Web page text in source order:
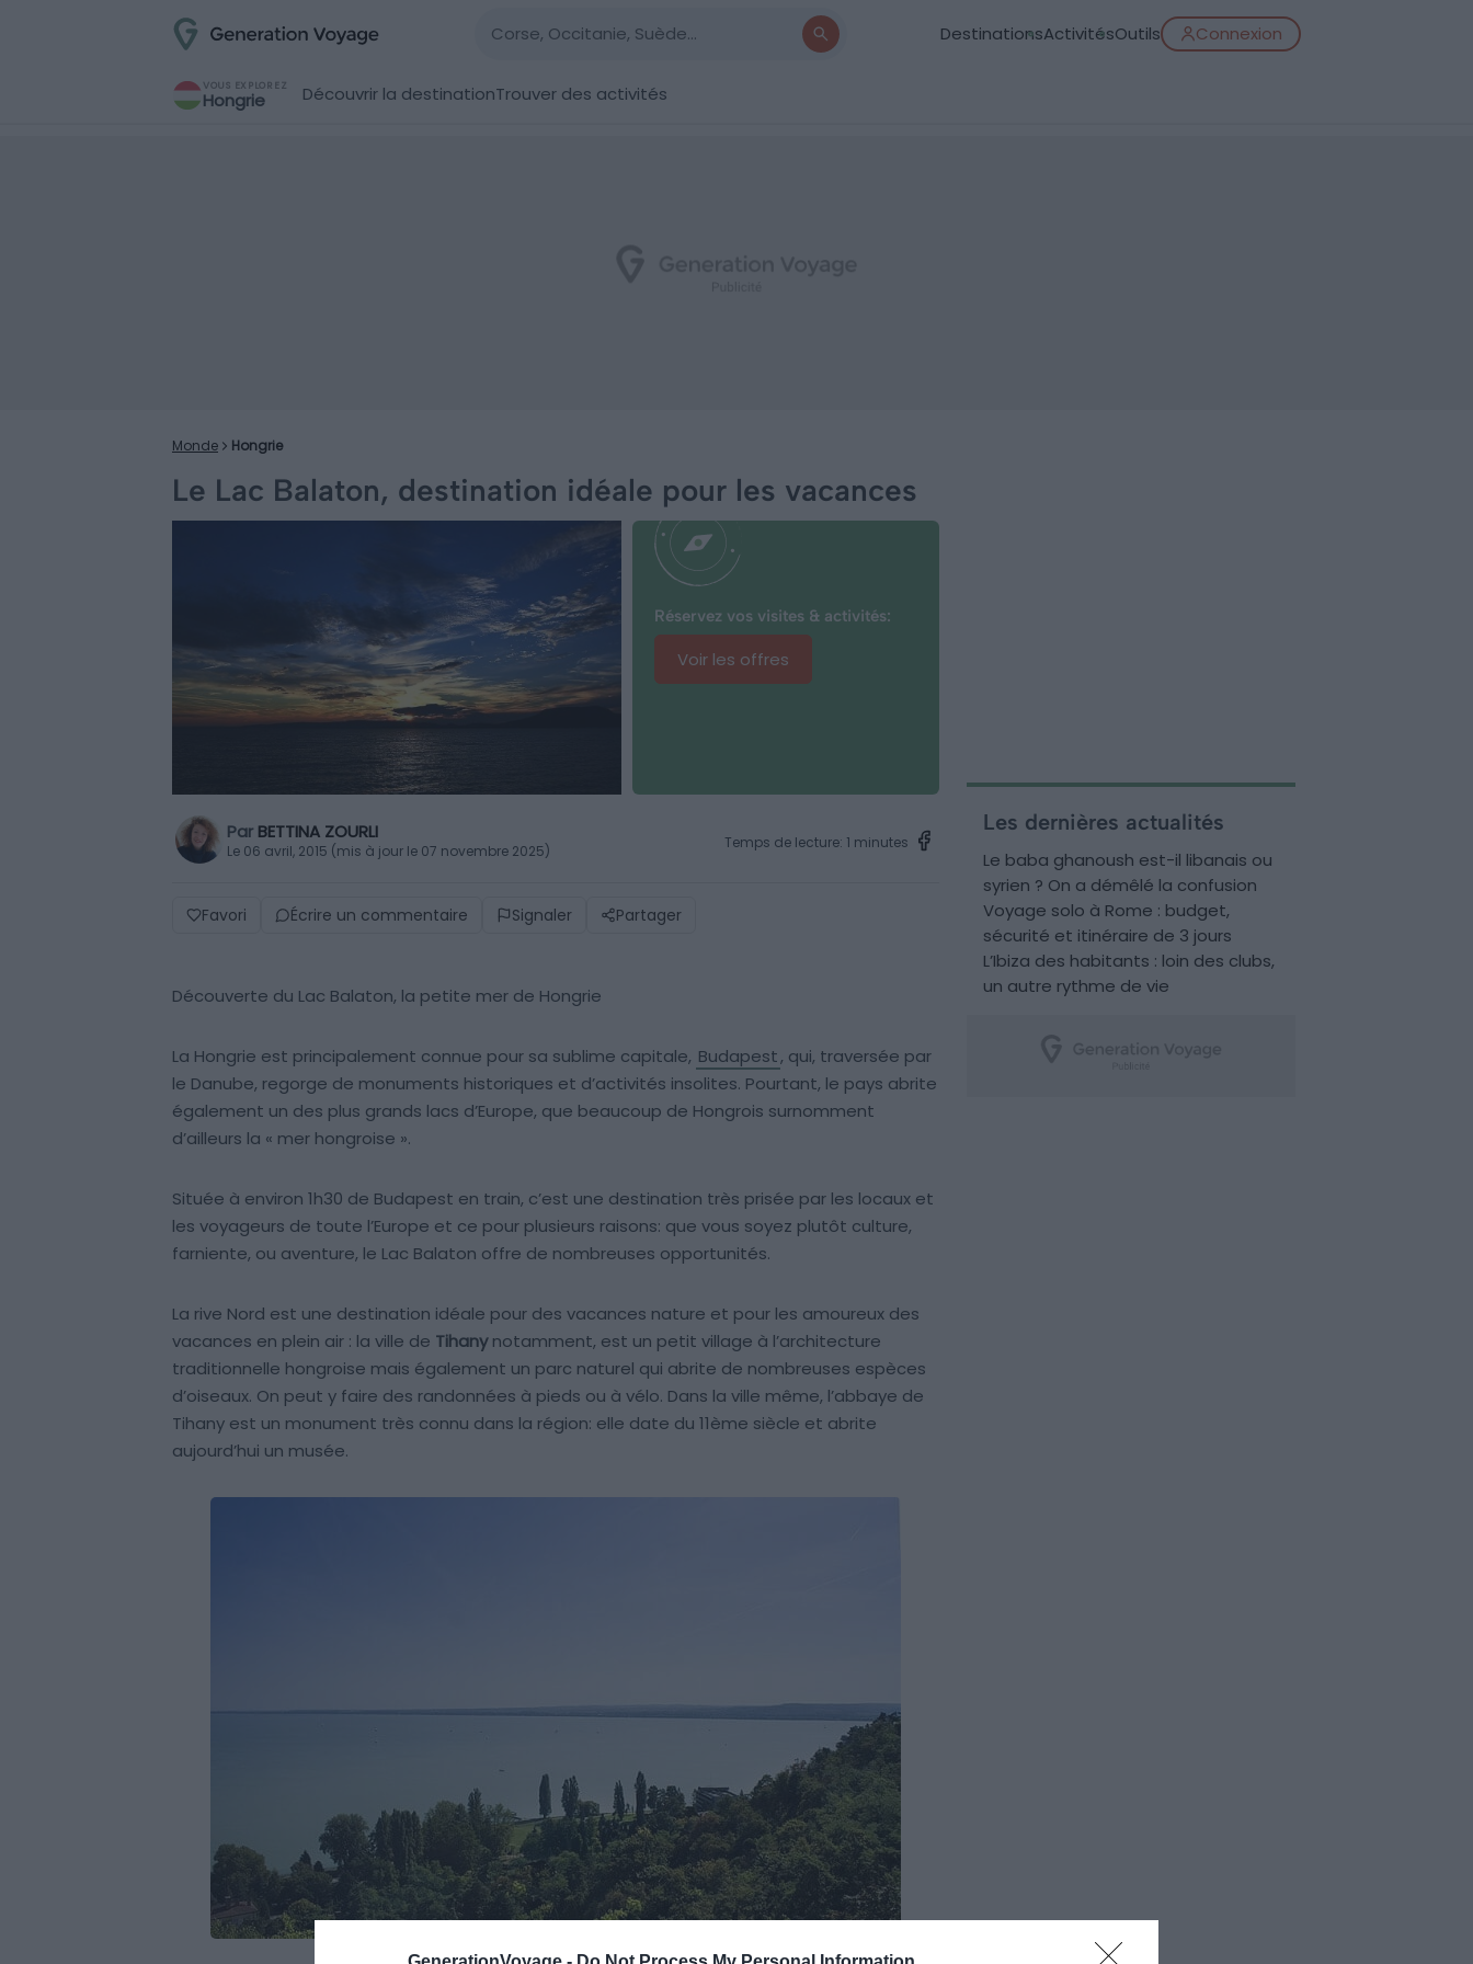
DestinationsActivitésOutils Connexion
VOUS EXPLOREZ
Hongrie Découvrir la destinationTrouver des activités
Monde Hongrie
Le Lac Balaton, destination idéale pour les vacances
Réservez vos visites & activités:
Voir les offres
Par BETTINA ZOURLI
Le 06 avril, 2015 (mis à jour le 07 novembre 2025) Temps de lecture: 1 minutes
Favori Écrire un commentaire Signaler Partager
Découverte du Lac Balaton, la petite mer de Hongrie
La Hongrie est principalement connue pour sa sublime capitale, Budapest, qui, traversée par
le Danube, regorge de monuments historiques et d’activités insolites. Pourtant, le pays abrite
également un des plus grands lacs d’Europe, que beaucoup de Hongrois surnomment
d’ailleurs la « mer hongroise ».
Située à environ 1h30 de Budapest en train, c’est une destination très prisée par les locaux et
les voyageurs de toute l’Europe et ce pour plusieurs raisons: que vous soyez plutôt culture,
farniente, ou aventure, le Lac Balaton offre de nombreuses opportunités.
La rive Nord est une destination idéale pour des vacances nature et pour les amoureux des
vacances en plein air : la ville de Tihanynotamment, est un petit village à l’architecture
traditionnelle hongroise mais également un parc naturel qui abrite de nombreuses espèces
d’oiseaux. On peut y faire des randonnées à pieds ou à vélo. Dans la ville même, l’abbaye de
Tihany est un monument très connu dans la région: elle date du 11ème siècle et abrite
aujourd’hui un musée.
Les dernières actualités
Le baba ghanoush est-il libanais ou
syrien ? On a démêlé la confusion
Voyage solo à Rome : budget,
sécurité et itinéraire de 3 jours
L’Ibiza des habitants : loin des clubs,
un autre rythme de vie